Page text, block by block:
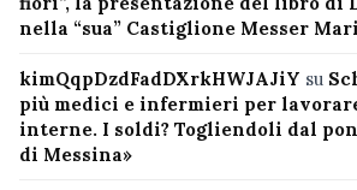
nella “sua” Castiglione Messer
kimQqpDzdFadDXrkHWJAJiY su
più medici e infermieri per
interne. I soldi? Togliendoli dal
di Messina»